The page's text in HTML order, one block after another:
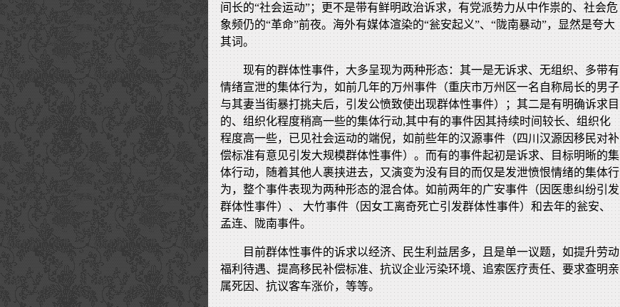
间长的“社会运动”；更不是带有鲜明政治诉求，有党派势力从中作祟的、社会危
象频仍的“革命”前夜。海外有媒体渲染的“瓮安起义”、“陇南暴动”，显然是夸大
其词。
现有的群体性事件，大多呈现为两种形态：其一是无诉求、无组织、多带有
情绪宣泄的集体行为，如前几年的万州事件（重庆市万州区一名自称局长的男子
与其妻当街暴打挑夫后，引发公愤致使出现群体性事件）；其二是有明确诉求目
的、组织化程度稍高一些的集体行动,其中有的事件因其持续时间较长、组织化
程度高一些，已见社会运动的端倪，如前些年的汉源事件（四川汉源因移民对补
偿标准有意见引发大规模群体性事件）。而有的事件起初是诉求、目标明晰的集
体行动，随着其他人裹挟进去，又演变为没有目的而仅是发泄愤恨情绪的集体行
为，整个事件表现为两种形态的混合体。如前两年的广安事件（因医患纠纷引发
群体性事件）、 大竹事件（因女工离奇死亡引发群体性事件）和去年的瓮安、
孟连、陇南事件。
目前群体性事件的诉求以经济、民生利益居多，且是单一议题，如提升劳动
福利待遇、提高移民补偿标准、抗议企业污染环境、追索医疗责任、要求查明亲
属死因、抗议客车涨价，等等。